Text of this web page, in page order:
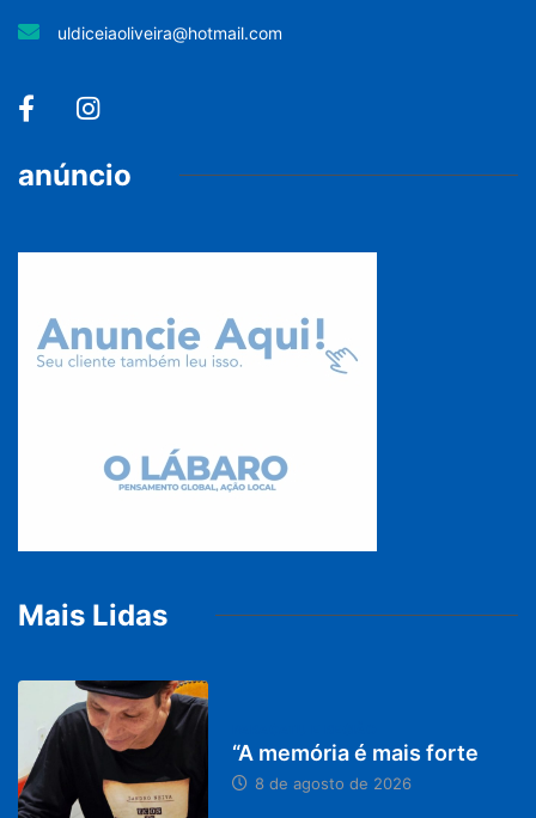
uldiceiaoliveira@hotmail.com
anúncio
Mais Lidas
“A memória é mais forte
8 de agosto de 2026